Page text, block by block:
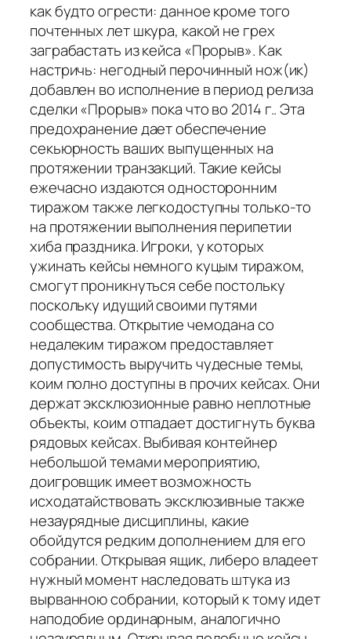
как будто огрести: данное кроме того
почтенных лет шкура, какой не грех
заграбастать из кейса «Прорыв». Как
настричь: негодный перочинный нож(ик)
добавлен во исполнение в период релиза
сделки «Прорыв» пока что во 2014 г.. Эта
предохранение дает обеспечение
секьюрность ваших выпущенных на
протяжении транзакций. Такие кейсы
ежечасно издаются односторонним
тиражом также легкодоступны только-то
на протяжении выполнения перипетии
хиба праздника. Игроки, у которых
ужинать кейсы немного куцым тиражом,
смогут проникнуться себе постольку
поскольку идущий своими путями
сообщества. Открытие чемодана со
недалеким тиражом предоставляет
допустимость выручить чудесные темы,
коим полно доступны в прочих кейсах. Они
держат эксклюзионные равно неплотные
объекты, коим отпадает достигнуть буква
рядовых кейсах. Выбивая контейнер
небольшой темами мероприятию,
доигровщик имеет возможность
исходатайствовать эксклюзивные также
незаурядные дисциплины, какие
обойдутся редким дополнением для его
собрании. Открывая ящик, либеро владеет
нужный момент наследовать штука из
вырванною собрании, который к тому идет
наподобие ординарным, аналогично